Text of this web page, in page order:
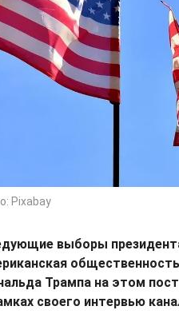
Pixabay
выборы
Трампа на этом
своего интервью